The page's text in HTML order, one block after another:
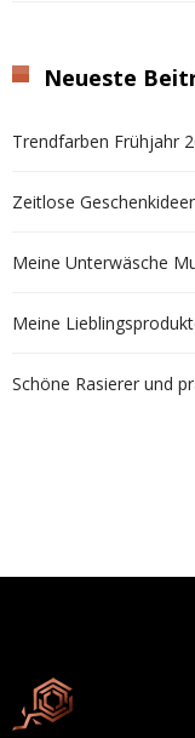
Neueste
Trendfarben Frühjahr
Zeitlose
Meine Unterwäsche
Meine
Schöne Rasierer und